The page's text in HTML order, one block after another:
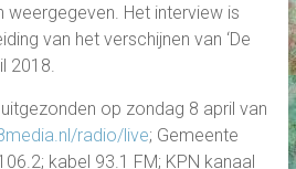
Het interview is
van het verschijnen van ‘De
2018.
op zondag 8 april van
ia.nl/radio/live; Gemeente
kabel 93.1 FM; KPN kanaal